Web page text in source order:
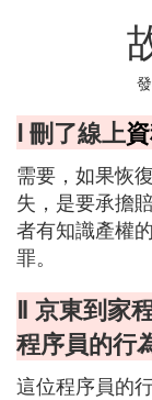
Ⅰ 刪了線上
需要，如果恢
失，是要承擔
者有知識產權
罪。
Ⅱ 京東到家
程序員的行
這位程序員的